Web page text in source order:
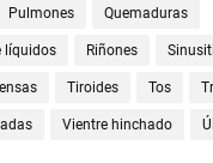
Pulmones Quemaduras
líquidos Riñones
Tiroides Tos
Vientre hinchado